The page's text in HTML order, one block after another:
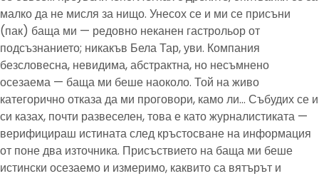
малко да не мисля за нищо. Унесох се и ми се присъни
(пак) баща ми — редовно неканен гастрольор от
подсъзнанието; никакъв Бела Тар, уви. Компания
безсловесна, невидима, абстрактна, но несъмнено
осезаема — баща ми беше наоколо. Той на живо
категорично отказа да ми проговори, камо ли… Събудих се и
си казах, почти развеселен, това е като журналистиката —
верифицираш истината след кръстосване на информация
от поне два източника. Присъствието на баща ми беше
истински осезаемо и измеримо, каквито са вятърът и